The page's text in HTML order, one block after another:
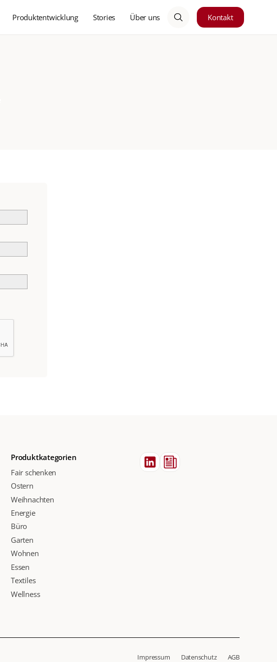
Produktentwicklung Stories Über uns Kontakt
Produktkategorien
Fair schenken
Ostern
Weihnachten
Energie
Büro
Garten
Wohnen
Essen
Textiles
Wellness
Impressum Datenschutz AGB